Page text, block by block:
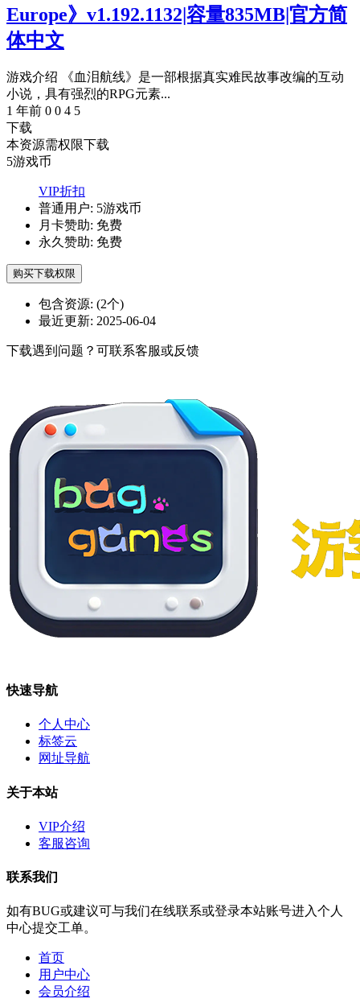
Europe》v1.192.1132|容量835MB|官方简
体中文
游戏介绍 《血泪航线》是一部根据真实难民故事改编的互动
小说，具有强烈的RPG元素...
1 年前 0 0 4 5
下载
本资源需权限下载
5游戏币
VIP折扣
普通用户: 5游戏币
月卡赞助: 免费
永久赞助: 免费
购买下载权限
包含资源: (2个)
最近更新: 2025-06-04
下载遇到问题？可联系客服或反馈
快速导航
个人中心
标签云
网址导航
关于本站
VIP介绍
客服咨询
联系我们
如有BUG或建议可与我们在线联系或登录本站账号进入个人
中心提交工单。
首页
用户中心
会员介绍